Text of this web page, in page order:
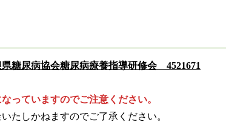
県糖尿病協会糖尿病療養指導研修会 4521671
っていますのでご注意ください。
たしかねますのでご了承ください。